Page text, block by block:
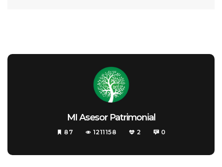
MI Asesor Patrimonial
87 1211158 2 0